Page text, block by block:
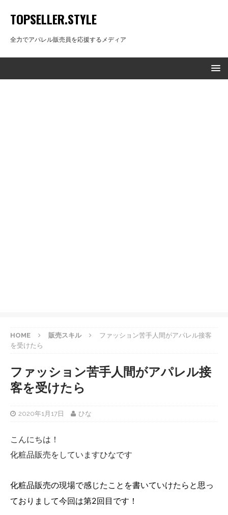
TOPSELLER.STYLE
全力でアパレル販売員を応援するメディア
HOME 販売スキル
ファッション苦手人間がアパレル接客
を受けたら
ファッション苦手人間がアパレル接
客を受けたら
2020年1月17日 ひな
こんにちは！
化粧品販売をしていますひなです
化粧品販売の現場で感じたことを書いていけたらと思っ
ておりまして今回は第2回目です！